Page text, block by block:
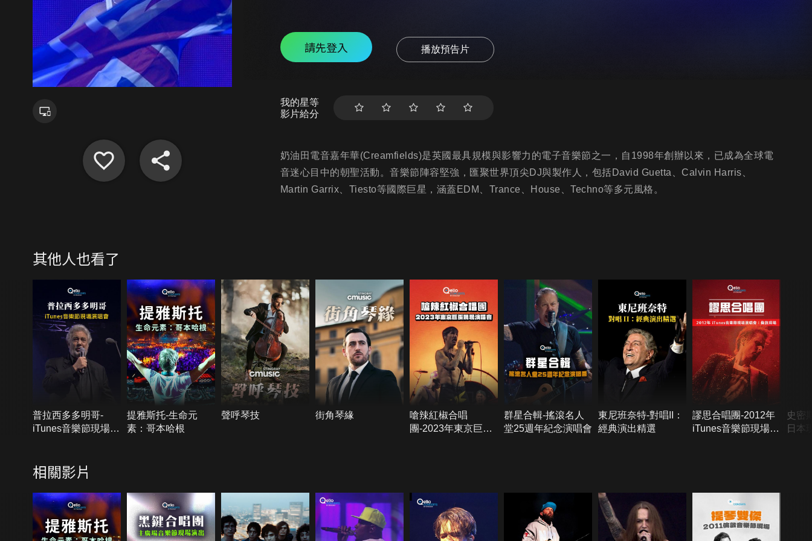
請先登入 播放預告片
我的星等
影片給分
奶油田電音嘉年華(Creamfields)是英國最具規模與影響力的電子音樂節之一，自1998年創辦以來，已成為全球電
音迷心目中的朝聖活動。音樂節陣容堅強，匯聚世界頂尖DJ與製作人，包括David Guetta、Calvin Harris、
Martin Garrix、Tiesto等國際巨星，涵蓋EDM、Trance、House、Techno等多元風格。
其他人也看了
普拉西多多明哥-
iTunes音樂節現場演
提雅斯托-生命元
素：哥本哈根
聲呼琴技 街角琴緣
嗆辣紅椒合唱
團-2023年東京巨蛋
群星合輯-搖滾名人
堂25週年紀念演唱會
東尼班奈特-對唱II：
經典演出精選
謬思合唱團-2012年
iTunes音樂節現場演
史密
日本
相關影片